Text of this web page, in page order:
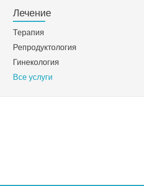
Лечение
Терапия
Репродуктология
Гинекология
Все услуги